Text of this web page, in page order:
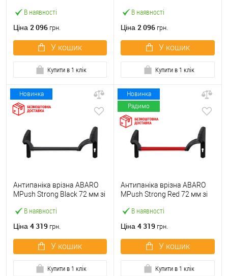
В наявності
Ціна 2 096 грн.
У кошик
Купити в 1 клік
В наявності
Ціна 2 096 грн.
У кошик
Купити в 1 клік
Новинка
В наявності
Антипаніка врізна ABARO
МPush Strong Black 72 мм зі
Ціна 4 319 грн.
У кошик
Купити в 1 клік
Новинка
Радимо
В наявності
Антипаніка врізна ABARO
МPush Strong Red 72 мм зі
Ціна 4 319 грн.
У кошик
Купити в 1 клік